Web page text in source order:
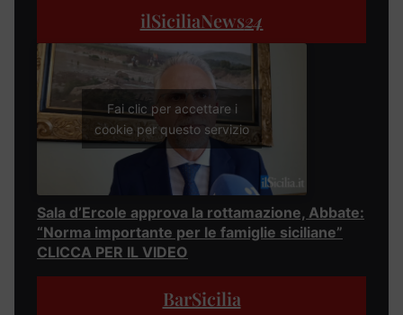
ilSiciliaNews24
Fai clic per accettare i
cookie per questo servizio
Sala d’Ercole approva la rottamazione, Abbate:
“Norma importante per le famiglie siciliane”
CLICCA PER IL VIDEO
BarSicilia